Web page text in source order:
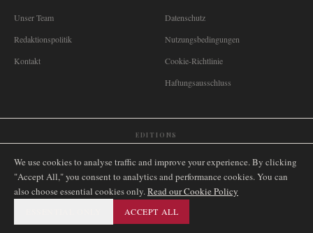
Unser Team
Redaktionspolitik
Kontakt
Datenschutz
Nutzungsbedingungen
Cookie-Richtlinie
Haftungsausschluss
EDITIONS
🇿🇦 South Africa Singapore🇩🇪 Deutschland Nederland 🇫🇷 France
🇮🇹 Italia🇪🇸 España🇧🇷 Brasil🇸🇪 Sverige🇳🇴 Norge🇩🇰
AIRNAMIBIA MEDIA.ALLE RECHTE VORBEHALTEN.
We use cookies to analyse traffic and improve your experience. By clicking
"Accept All," you consent to analytics and performance cookies. You can
also choose essential cookies only.Read our Cookie Policy
ACCEPT ALL